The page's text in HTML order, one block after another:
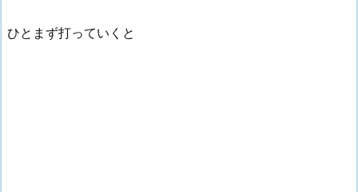
ひとまず打っていくと